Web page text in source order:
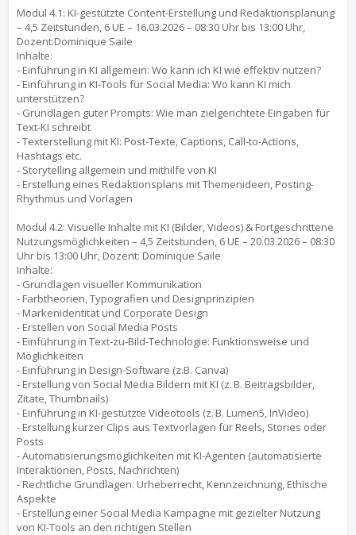
Modul 4.1: KI-gestützte Content-Erstellung und Redaktionsplanung
– 4,5 Zeitstunden, 6 UE – 16.03.2026 – 08:30 Uhr bis 13:00 Uhr,
Dozent:Dominique Saile
Inhalte:
- Einführung in KI allgemein: Wo kann ich KI wie effektiv nutzen?
- Einführung in KI-Tools für Social Media: Wo kann KI mich
unterstützen?
- Grundlagen guter Prompts: Wie man zielgerichtete Eingaben für
Text-KI schreibt
- Texterstellung mit KI: Post-Texte, Captions, Call-to-Actions,
Hashtags etc.
- Storytelling allgemein und mithilfe von KI
- Erstellung eines Redaktionsplans mit Themenideen, Posting-
Rhythmus und Vorlagen
Modul 4.2: Visuelle Inhalte mit KI (Bilder, Videos) & Fortgeschrittene
Nutzungsmöglichkeiten – 4,5 Zeitstunden, 6 UE – 20.03.2026 – 08:30
Uhr bis 13:00 Uhr, Dozent: Dominique Saile
Inhalte:
- Grundlagen visueller Kommunikation
- Farbtheorien, Typografien und Designprinzipien
- Markenidentität und Corporate Design
- Erstellen von Social Media Posts
- Einführung in Text-zu-Bild-Technologie: Funktionsweise und
Möglichkeiten
- Einführung in Design-Software (z.B. Canva)
- Erstellung von Social Media Bildern mit KI (z. B. Beitragsbilder,
Zitate, Thumbnails)
- Einführung in KI-gestützte Videotools (z. B. Lumen5, InVideo)
- Erstellung kurzer Clips aus Textvorlagen für Reels, Stories oder
Posts
- Automatisierungsmöglichkeiten mit KI-Agenten (automatisierte
Interaktionen, Posts, Nachrichten)
- Rechtliche Grundlagen: Urheberrecht, Kennzeichnung, Ethische
Aspekte
- Erstellung einer Social Media Kampagne mit gezielter Nutzung
von KI-Tools an den richtigen Stellen